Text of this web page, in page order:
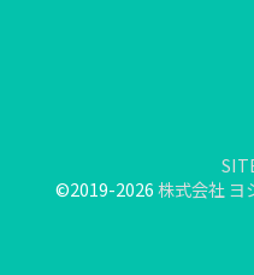
©2019-2026株式会社 ヨ